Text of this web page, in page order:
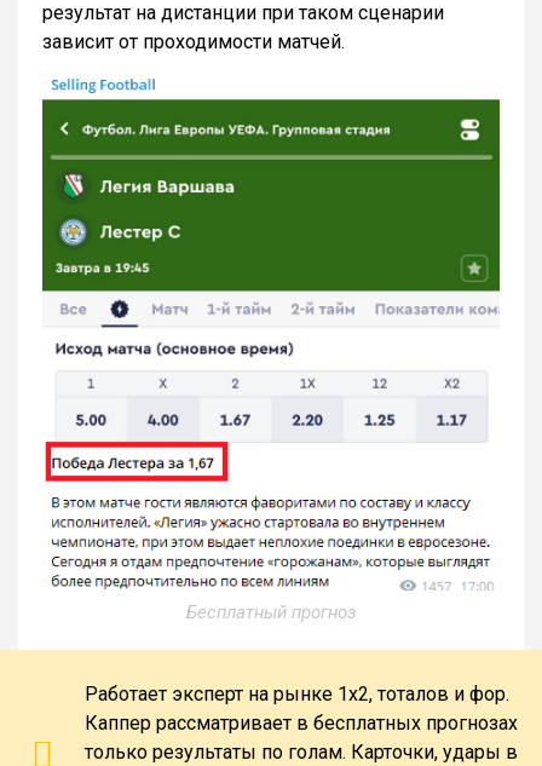
результат на дистанции при таком сценарии
зависит от проходимости матчей.
Бесплатный прогноз
Работает эксперт на рынке 1х2, тоталов и фор.
Каппер рассматривает в бесплатных прогнозах
только результаты по голам. Карточки, удары в